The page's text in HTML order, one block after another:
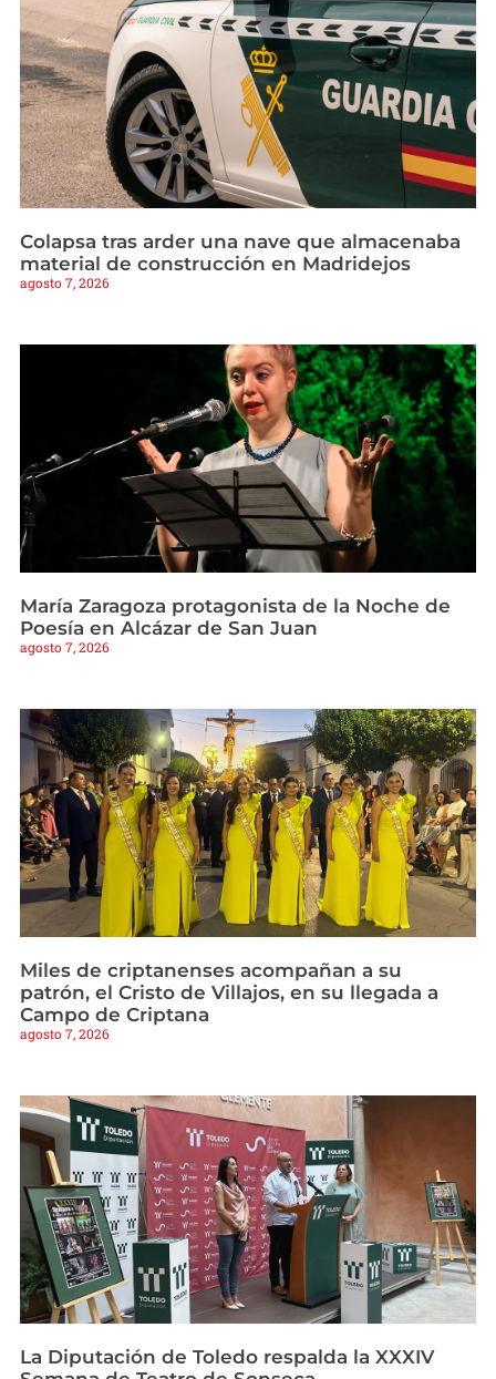
Colapsa tras arder una nave que almacenaba
material de construcción en Madridejos
agosto 7, 2026
María Zaragoza protagonista de la Noche de
Poesía en Alcázar de San Juan
agosto 7, 2026
Miles de criptanenses acompañan a su
patrón, el Cristo de Villajos, en su llegada a
Campo de Criptana
agosto 7, 2026
La Diputación de Toledo respalda la XXXIV